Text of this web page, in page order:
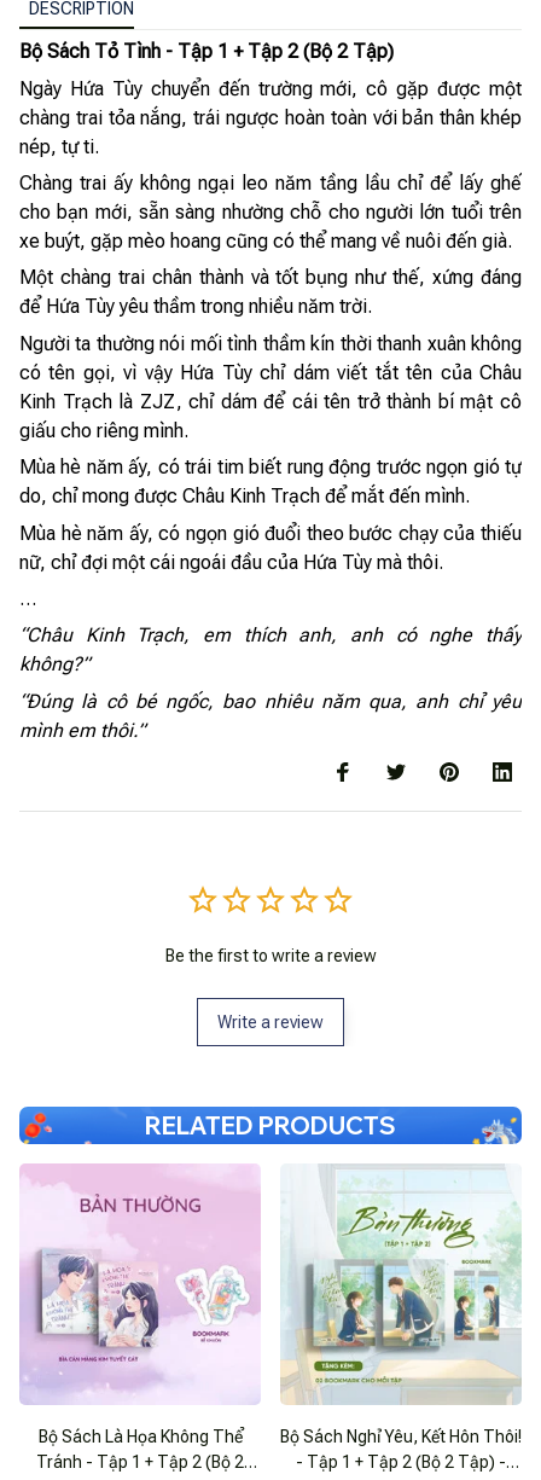
DESCRIPTION
Bộ Sách Tỏ Tình - Tập 1 + Tập 2 (Bộ 2 Tập)
Ngày Hứa Tùy chuyển đến trường mới, cô gặp được một
chàng trai tỏa nắng, trái ngược hoàn toàn với bản thân khép
nép, tự ti.
Chàng trai ấy không ngại leo năm tầng lầu chỉ để lấy ghế
cho bạn mới, sẵn sàng nhường chỗ cho người lớn tuổi trên
xe buýt, gặp mèo hoang cũng có thể mang về nuôi đến già.
Một chàng trai chân thành và tốt bụng như thế, xứng đáng
để Hứa Tùy yêu thầm trong nhiều năm trời.
Người ta thường nói mối tình thầm kín thời thanh xuân không
có tên gọi, vì vậy Hứa Tùy chỉ dám viết tắt tên của Châu
Kinh Trạch là ZJZ, chỉ dám để cái tên trở thành bí mật cô
giấu cho riêng mình.
Mùa hè năm ấy, có trái tim biết rung động trước ngọn gió tự
do, chỉ mong được Châu Kinh Trạch để mắt đến mình.
Mùa hè năm ấy, có ngọn gió đuổi theo bước chạy của thiếu
nữ, chỉ đợi một cái ngoái đầu của Hứa Tùy mà thôi.
…
“Châu Kinh Trạch, em thích anh, anh có nghe thấy
không?”
“Đúng là cô bé ngốc, bao nhiêu năm qua, anh chỉ yêu
mình em thôi.”
Be the first to write a review
Write a review
RELATED PRODUCTS
Bộ Sách Là Họa Không Thể
Tránh - Tập 1 + Tập 2 (Bộ 2
Bộ Sách Nghỉ Yêu, Kết Hôn Thôi!
- Tập 1 + Tập 2 (Bộ 2 Tập) -